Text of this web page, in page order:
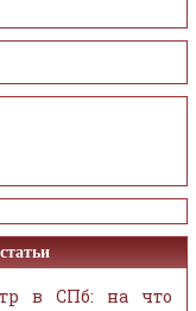
в СПб: на что